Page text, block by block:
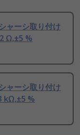
ャーシ取り付け
Ω,±5 %
ャーシ取り付け
kΩ,±5 %